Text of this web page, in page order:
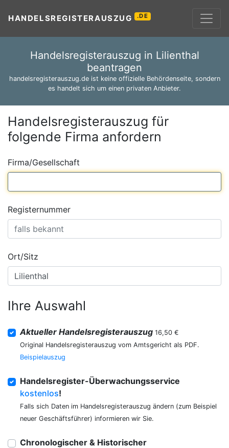
HANDELSREGISTERAUSZUG .DE
Handelsregisterauszug in Lilienthal
beantragen
handelsregisterauszug.de ist keine offizielle Behördenseite, sondern
es handelt sich um einen privaten Anbieter.
Handelsregisterauszug für
folgende Firma anfordern
Firma/Gesellschaft
Registernummer
Ort/Sitz
Ihre Auswahl
Aktueller Handelsregisterauszug 16,50 €
Original Handelsregisterauszug vom Amtsgericht als PDF.
Beispielauszug
Handelsregister-Überwachungsservice
kostenlos!
Falls sich Daten im Handelsregisterauszug ändern (zum Beispiel
neuer Geschäftsführer) informieren wir Sie.
Chronologischer & Historischer